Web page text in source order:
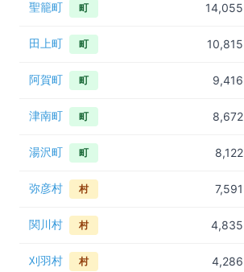
聖籠町 町 14,055
田上町 町 10,815
阿賀町 町 9,416
津南町 町 8,672
湯沢町 町 8,122
弥彦村 村 7,591
関川村 村 4,835
刈羽村 村 4,286